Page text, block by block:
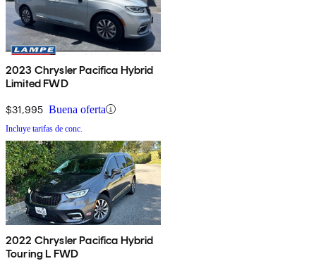
2023 Chrysler Pacifica Hybrid
Limited FWD
$31,995 Buena oferta
Incluye tarifas de conc.
2022 Chrysler Pacifica Hybrid
Touring L FWD